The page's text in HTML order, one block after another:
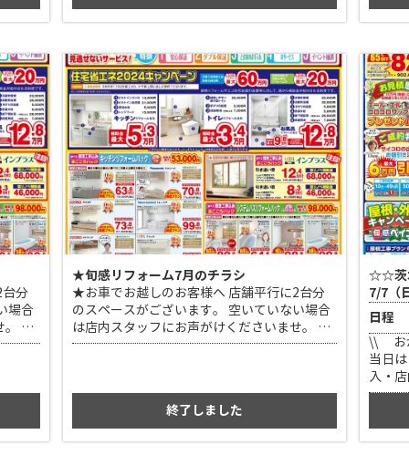
ーム
ま
分
場合
。 弊
★旬感リフォーム7月のチラシ
★お車でお越しのお客様へ 店舗平行に2台分
のスペースがございます。 空いていない場合
は店内スタッフにお声がけくださいませ。 弊
社駐車場をご案内いたします。
終了しました
☆☆茨
7/7（
日程
\\ お
当日
入・
して
ケー
頂け
特典